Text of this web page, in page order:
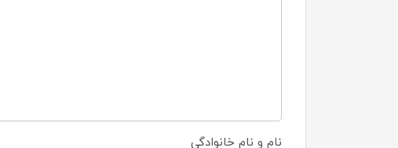
نام و نام خانوادگی